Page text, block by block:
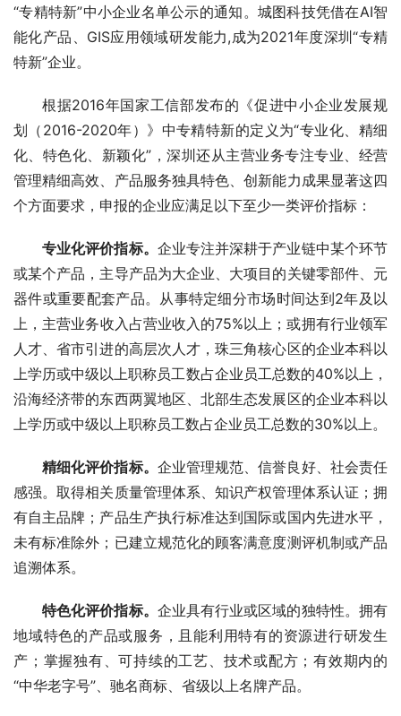
“专精特新”中小企业名单公示的通知。城图科技凭借在AI智
能化产品、GIS应用领域研发能力,成为2021年度深圳“专精
特新”企业。
根据2016年国家工信部发布的《促进中小企业发展规
划（2016-2020年）》中专精特新的定义为“专业化、精细
化、特色化、新颖化”，深圳还从主营业务专注专业、经营
管理精细高效、产品服务独具特色、创新能力成果显著这四
个方面要求，申报的企业应满足以下至少一类评价指标：
专业化评价指标。 企业专注并深耕于产业链中某个环节
或某个产品，主导产品为大企业、大项目的关键零部件、元
器件或重要配套产品。从事特定细分市场时间达到2年及以
上，主营业务收入占营业收入的75%以上；或拥有行业领军
人才、省市引进的高层次人才，珠三角核心区的企业本科以
上学历或中级以上职称员工数占企业员工总数的40%以上，
沿海经济带的东西两翼地区、北部生态发展区的企业本科以
上学历或中级以上职称员工数占企业员工总数的30%以上。
精细化评价指标。 企业管理规范、信誉良好、社会责任
感强。取得相关质量管理体系、知识产权管理体系认证；拥
有自主品牌；产品生产执行标准达到国际或国内先进水平，
未有标准除外；已建立规范化的顾客满意度测评机制或产品
追溯体系。
特色化评价指标。 企业具有行业或区域的独特性。拥有
地域特色的产品或服务，且能利用特有的资源进行研发生
产；掌握独有、可持续的工艺、技术或配方；有效期内的
“中华老字号”、驰名商标、省级以上名牌产品。